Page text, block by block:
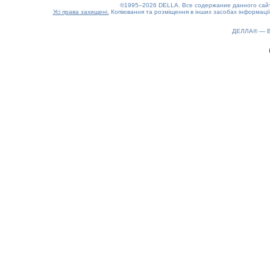
©1995–2026 DELLA. Все содержание данного
Усі права захищені. Копіювання та розміщення в інших засобах
ДЕЛЛА® —